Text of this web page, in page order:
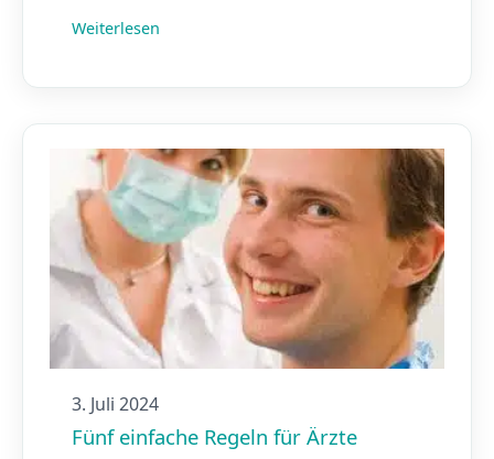
Weiterlesen
3. Juli 2024
Fünf einfache Regeln für Ärzte